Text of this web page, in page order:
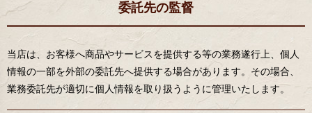
委託先の監督
当店は、お客様へ商品やサービスを提供する等の業務遂行上、個人
情報の一部を外部の委託先へ提供する場合があります。その場合、
業務委託先が適切に個人情報を取り扱うように管理いたします。